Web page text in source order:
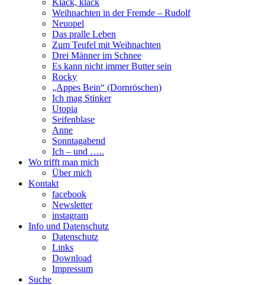
Klack, klack
Weihnachten in der Fremde – Rudolf
Neuopel
Das pralle Leben
Zum Teufel mit Weihnachten
Drei Männer im Schnee
Es kann nicht immer Butter sein
Rocky
„Appes Bein“ (Dornröschen)
Ich mag Stinker
Utopia
Seifenblase
Anne
Sonntagabend
Ich – und …..
Wo trifft man mich
Über mich
Kontakt
facebook
Newsletter
instagram
Info und Datenschutz
Datenschutz
Links
Download
Impressum
Suche